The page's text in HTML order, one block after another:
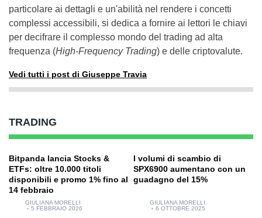
particolare ai dettagli e un'abilità nel rendere i concetti
complessi accessibili, si dedica a fornire ai lettori le chiavi
per decifrare il complesso mondo del trading ad alta
frequenza (High-Frequency Trading) e delle criptovalute.
Vedi tutti i post di Giuseppe Travia
TRADING
Bitpanda lancia Stocks &
ETFs: oltre 10.000 titoli
disponibili e promo 1% fino al
14 febbraio
GIULIANA MORELLI
5 FEBBRAIO 2026
I volumi di scambio di
SPX6900 aumentano con un
guadagno del 15%
GIULIANA MORELLI
6 OTTOBRE 2025